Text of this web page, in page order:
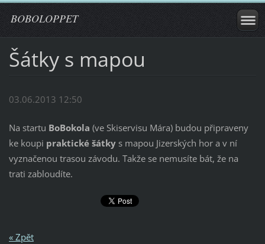
BOBOLOPPET
Šátky s mapou
03.06.2013 12:50
Na startu BoBokola (ve Skiservisu Mára) budou připraveny
ke koupi praktické šátkys mapou Jizerských hor a v ní
vyznačenou trasou závodu. Takže se nemusíte bát, že na
trati zabloudíte.
« Zpět